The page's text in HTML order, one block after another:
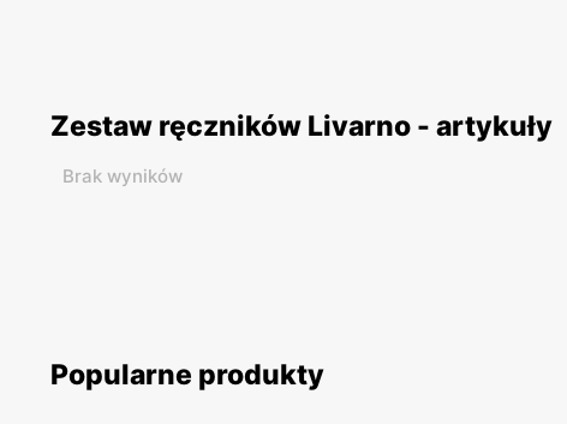
Zestaw ręczników Livarno - artykuły
Brak wyników
Popularne produkty